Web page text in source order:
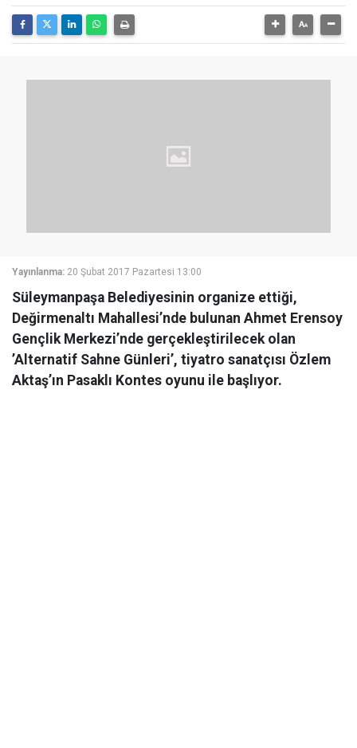
Yayınlanma: 20 Şubat 2017 Pazartesi 13:00
Süleymanpaşa Belediyesinin organize ettiği,
Değirmenaltı Mahallesi’nde bulunan Ahmet Erensoy
Gençlik Merkezi’nde gerçekleştirilecek olan
’Alternatif Sahne Günleri’, tiyatro sanatçısı Özlem
Aktaş’ın Pasaklı Kontes oyunu ile başlıyor.